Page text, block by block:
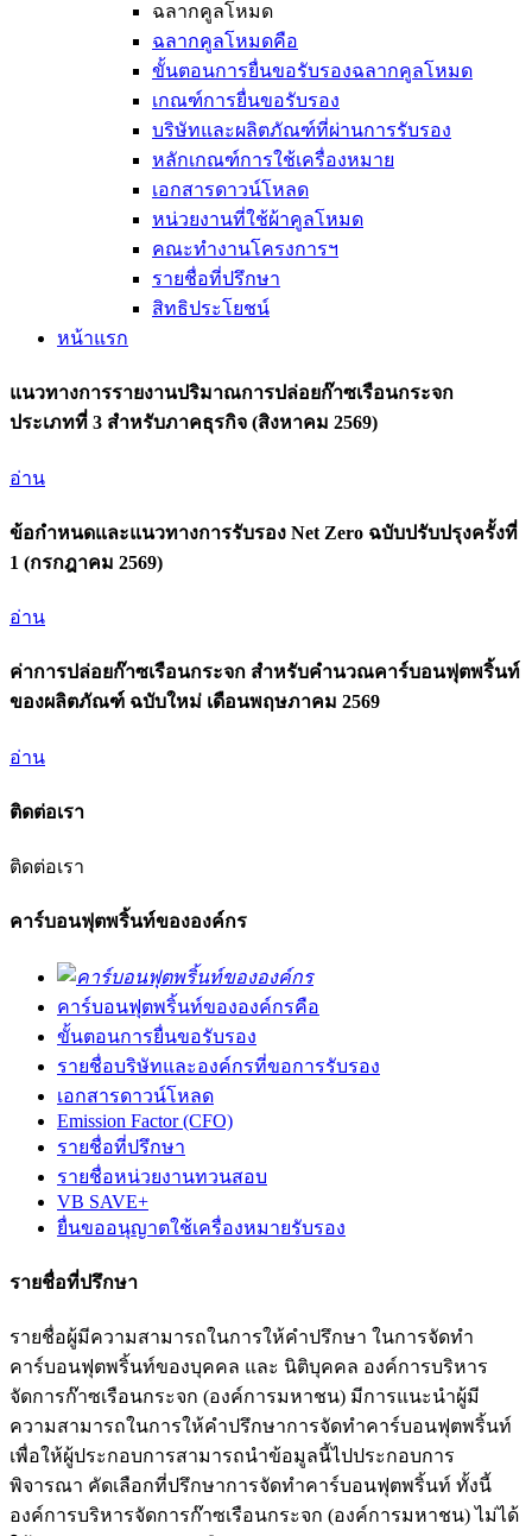
ฉลากคูลโหมด
ฉลากคูลโหมดคือ
ขั้นตอนการยื่นขอรับรองฉลากคูลโหมด
เกณฑ์การยื่นขอรับรอง
บริษัทและผลิตภัณฑ์ที่ผ่านการรับรอง
หลักเกณฑ์การใช้เครื่องหมาย
เอกสารดาวน์โหลด
หน่วยงานที่ใช้ผ้าคูลโหมด
คณะทำงานโครงการฯ
รายชื่อที่ปรึกษา
สิทธิประโยชน์
หน้าแรก
แนวทางการรายงานปริมาณการปล่อยก๊าซเรือนกระจก
ประเภทที่ 3 สำหรับภาคธุรกิจ (สิงหาคม 2569)
อ่าน
ข้อกำหนดและแนวทางการรับรอง Net Zero ฉบับปรับปรุงครั้งที่
1 (กรกฎาคม 2569)
อ่าน
ค่าการปล่อยก๊าซเรือนกระจก สำหรับคำนวณคาร์บอนฟุตพริ้นท์
ของผลิตภัณฑ์ ฉบับใหม่ เดือนพฤษภาคม 2569
อ่าน
ติดต่อเรา
ติดต่อเรา
คาร์บอนฟุตพริ้นท์ขององค์กร
คาร์บอนฟุตพริ้นท์ขององค์กรคือ
ขั้นตอนการยื่นขอรับรอง
รายชื่อบริษัทและองค์กรที่ขอการรับรอง
เอกสารดาวน์โหลด
Emission Factor (CFO)
รายชื่อที่ปรึกษา
รายชื่อหน่วยงานทวนสอบ
VB SAVE+
ยื่นขออนุญาตใช้เครื่องหมายรับรอง
รายชื่อที่ปรึกษา
รายชื่อผู้มีความสามารถในการให้คำปรึกษา ในการจัดทำ
คาร์บอนฟุตพริ้นท์ของบุคคล และ นิติบุคคล องค์การบริหาร
จัดการก๊าซเรือนกระจก (องค์การมหาชน) มีการแนะนำผู้มี
ความสามารถในการให้คำปรึกษาการจัดทำคาร์บอนฟุตพริ้นท์
เพื่อให้ผู้ประกอบการสามารถนำข้อมูลนี้ไปประกอบการ
พิจารณา คัดเลือกที่ปรึกษาการจัดทำคาร์บอนฟุตพริ้นท์ ทั้งนี้
องค์การบริหารจัดการก๊าซเรือนกระจก (องค์การมหาชน) ไม่ได้